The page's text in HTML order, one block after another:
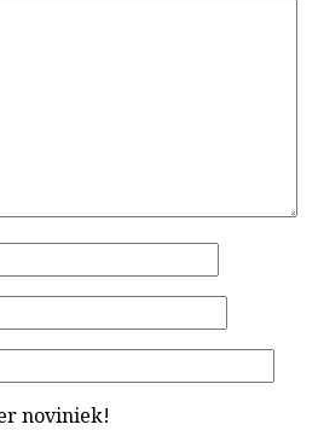
noviniek!